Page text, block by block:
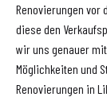
Renovierungen vor
diese den
wir uns genauer
Möglichkeiten und
Renovierungen in